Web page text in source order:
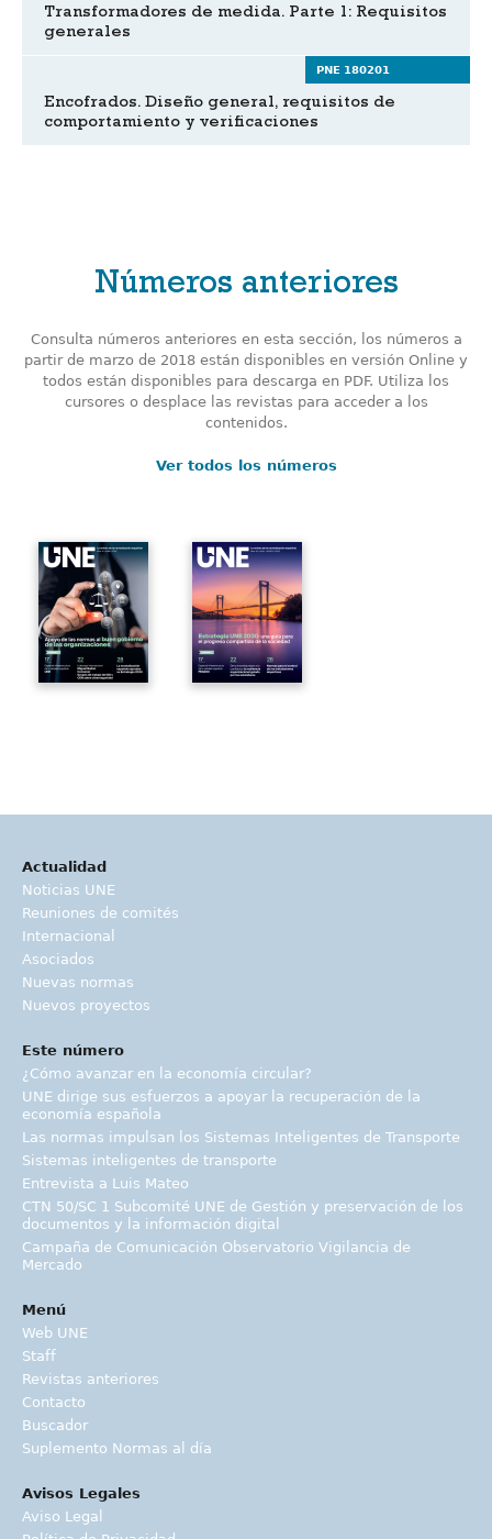
Transformadores de medida. Parte 1: Requisitos
generales
PNE 180201
Encofrados. Diseño general, requisitos de
comportamiento y verificaciones
Números anteriores
Consulta números anteriores en esta sección, los números a
partir de marzo de 2018 están disponibles en versión Online y
todos están disponibles para descarga en PDF. Utiliza los
cursores o desplace las revistas para acceder a los
contenidos.
Ver todos los números
Actualidad
Noticias UNE
Reuniones de comités
Internacional
Asociados
Nuevas normas
Nuevos proyectos
Este número
¿Cómo avanzar en la economía circular?
UNE dirige sus esfuerzos a apoyar la recuperación de la
economía española
Las normas impulsan los Sistemas Inteligentes de Transporte
Sistemas inteligentes de transporte
Entrevista a Luis Mateo
CTN 50/SC 1 Subcomité UNE de Gestión y preservación de los
documentos y la información digital
Campaña de Comunicación Observatorio Vigilancia de
Mercado
Menú
Web UNE
Staff
Revistas anteriores
Contacto
Buscador
Suplemento Normas al día
Avisos Legales
Aviso Legal